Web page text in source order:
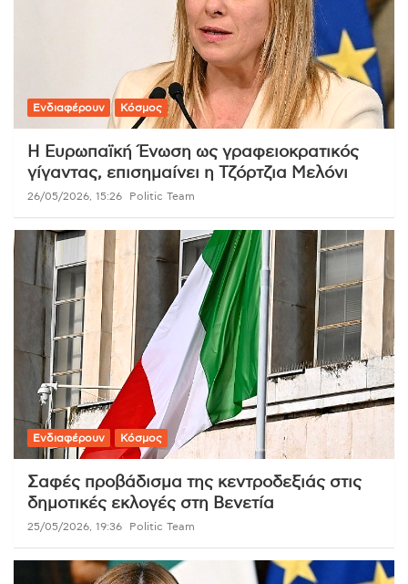
Ενδιαφέρουν Κόσμος
Η Ευρωπαϊκή Ένωση ως γραφειοκρατικός
γίγαντας, επισημαίνει η Τζόρτζια Μελόνι
26/05/2026, 15:26 Politic Team
Ενδιαφέρουν Κόσμος
Σαφές προβάδισμα της κεντροδεξιάς στις
δημοτικές εκλογές στη Βενετία
25/05/2026, 19:36 Politic Team